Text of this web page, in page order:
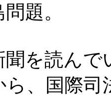
題。
聞を読ん
ら、国際